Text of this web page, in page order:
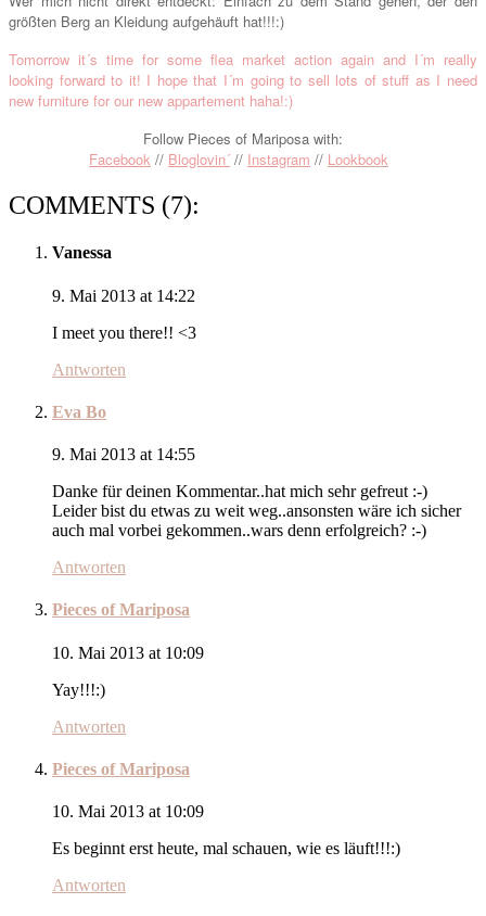
größten Berg an Kleidung aufgehäuft hat!!!:)
Tomorrow it´s time for some flea market action again and I´m really
looking forward to it! I hope that I´m goingto sell lots of stuff as I need
new furniture for our new appartement haha!:)
Follow Pieces of Mariposa with:
Facebook // Bloglovin´ // Instagram // Lookbook
COMMENTS (7):
Vanessa
9. Mai 2013 at 14:22
I meet you there!! <3
Antworten
Eva Bo
9. Mai 2013 at 14:55
Danke für deinen Kommentar..hat mich sehr gefreut :-)
Leider bist du etwas zu weit weg..ansonsten wäre ich sicher
auch mal vorbei gekommen..wars denn erfolgreich? :-)
Antworten
Pieces of Mariposa
10. Mai 2013 at 10:09
Yay!!!:)
Antworten
Pieces of Mariposa
10. Mai 2013 at 10:09
Es beginnt erst heute, mal schauen, wie es läuft!!!:)
Antworten